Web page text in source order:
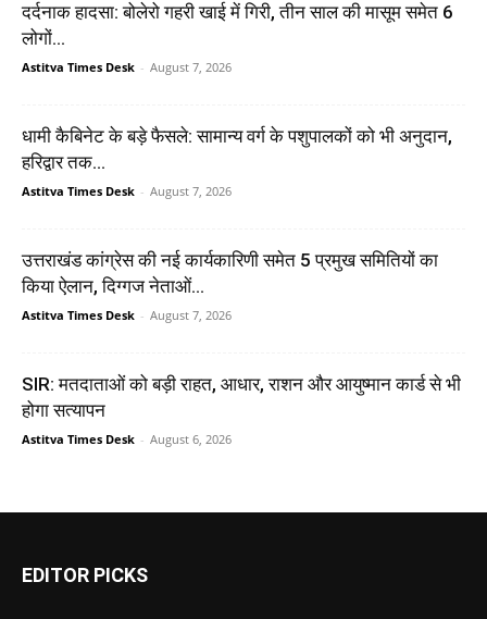
दर्दनाक हादसा: बोलेरो गहरी खाई में गिरी, तीन साल की मासूम समेत 6
लोगों...
Astitva Times Desk - August 7, 2026
धामी कैबिनेट के बड़े फैसले: सामान्य वर्ग के पशुपालकों को भी अनुदान,
हरिद्वार तक...
Astitva Times Desk - August 7, 2026
उत्तराखंड कांग्रेस की नई कार्यकारिणी समेत 5 प्रमुख समितियों का
किया ऐलान, दिग्गज नेताओं...
Astitva Times Desk - August 7, 2026
SIR: मतदाताओं को बड़ी राहत, आधार, राशन और आयुष्मान कार्ड से भी
होगा सत्यापन
Astitva Times Desk - August 6, 2026
EDITOR PICKS